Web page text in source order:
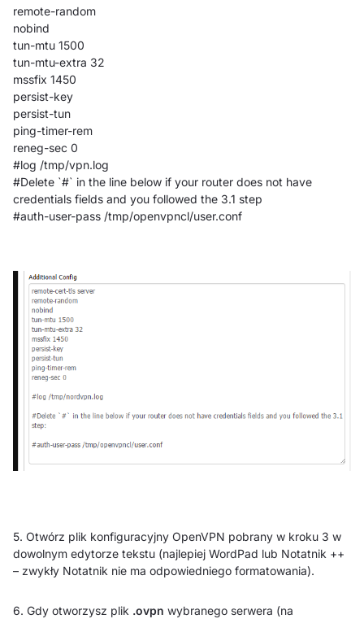
remote-random
nobind
tun-mtu 1500
tun-mtu-extra 32
mssfix 1450
persist-key
persist-tun
ping-timer-rem
reneg-sec 0
#log /tmp/vpn.log
#Delete `#` in the line below if your router does not have
credentials fields and you followed the 3.1 step
#auth-user-pass /tmp/openvpncl/user.conf
5. Otwórz plik konfiguracyjny OpenVPN pobrany w kroku 3 w
dowolnym edytorze tekstu (najlepiej WordPad lub Notatnik ++
– zwykły Notatnik nie ma odpowiedniego formatowania).
6. Gdy otworzysz plik .ovpn wybranego serwera (na